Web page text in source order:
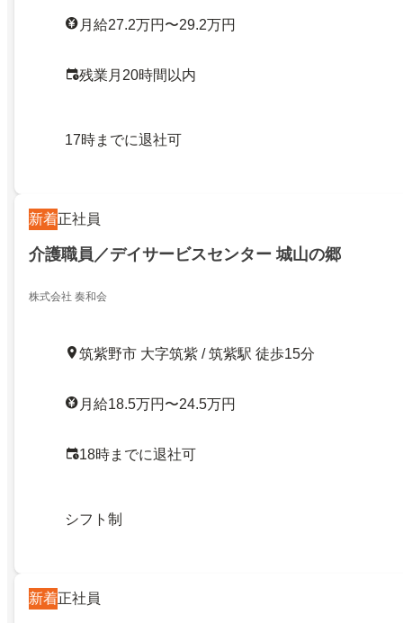
月給27.2万円〜29.2万円
残業月20時間以内
17時までに退社可
新着正社員
介護職員／デイサービスセンター 城山の郷
株式会社 奏和会
筑紫野市 大字筑紫 / 筑紫駅 徒歩15分
月給18.5万円〜24.5万円
18時までに退社可
シフト制
新着正社員